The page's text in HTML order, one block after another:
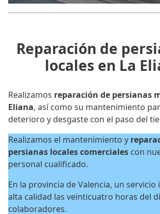
Reparación de
locales en La
Realizamos reparación de persianas
Eliana, así como su mantenimiento
deterioro y desgaste con el paso del
Realizamos el mantenimiento y
persianas localescomerciales con
personal cualificado.
En la provincia de Valencia, un servicio
alta calidad las veinticuatro horas del
colaboradores.